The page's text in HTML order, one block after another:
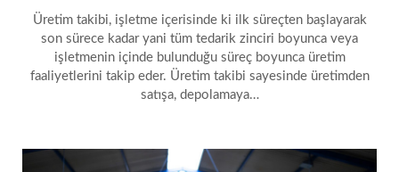
Üretim takibi, işletme içerisinde ki ilk süreçten başlayarak
son sürece kadar yani tüm tedarik zinciri boyunca veya
işletmenin içinde bulunduğu süreç boyunca üretim
faaliyetlerini takip eder. Üretim takibi sayesinde üretimden
satışa, depolamaya…